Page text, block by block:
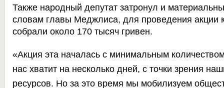
Также народный депутат затронул и
словам главы Меджлиса, для проведения акции
собрали около 170 тысяч гривен.
«Акция эта началась с минимальным
нас хватит на несколько дней, с точки зрения
ресурсов. Но за это время мы мобилизуем